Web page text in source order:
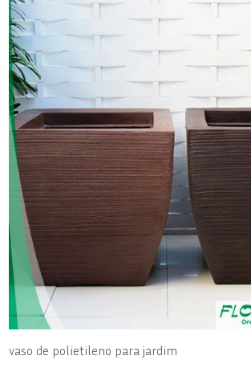
vaso de polietileno para jardim